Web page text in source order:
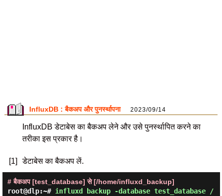
InfluxDB : बैकअप और पुनर्स्थापना 2023/09/14
InfluxDB डेटाबेस का बैकअप लेने और उसे पुनर्स्थापित करने का
तरीका इस प्रकार है।
[1] डेटाबेस का बैकअप लें.
# बैकअप [test_database] से [/home/influxd_backup]
root@dlp:~# influxd backup -database test_database /